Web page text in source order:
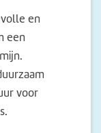
en
een
voor